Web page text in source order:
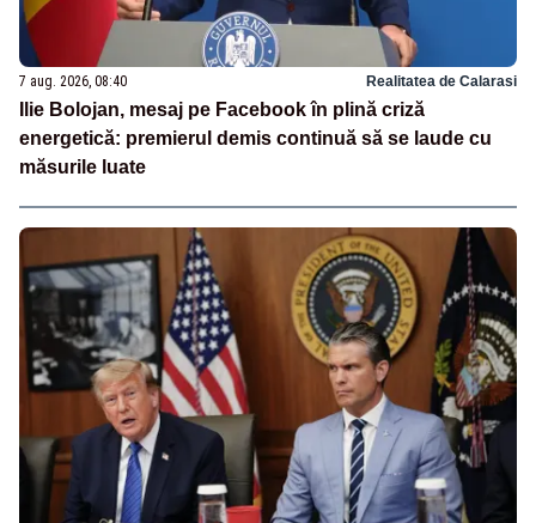
7 aug. 2026, 08:40 Realitatea de Calarasi
Ilie Bolojan, mesaj pe Facebook în plină criză
energetică: premierul demis continuă să se laude cu
măsurile luate